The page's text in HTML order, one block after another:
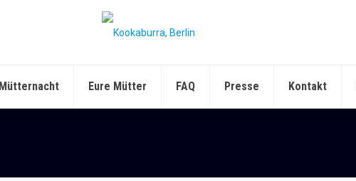
Mütternacht Eure Mütter FAQ Presse Kontakt